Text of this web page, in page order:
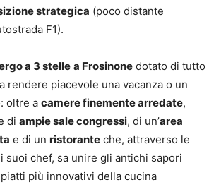
strategica (poco distante
F1).
a 3 stelle a Frosinone dotato di tutto
rendere piacevole una vacanza o un
oltre a camere finemente arredate,
di ampie sale congressi, di un’area
e di un ristorante che, attraverso le
suoi chef, sa unire gli antichi sapori
più innovativi della cucina